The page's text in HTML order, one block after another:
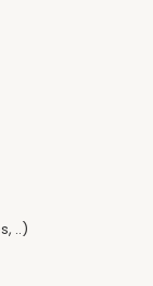
..)